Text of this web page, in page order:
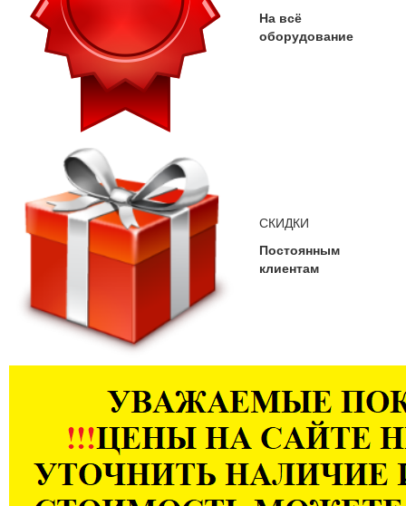
На всё
оборудование
СКИДКИ
Постоянным
клиентам